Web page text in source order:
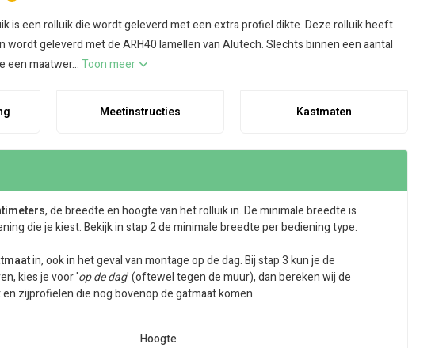
is een rolluik die wordt geleverd met een extra profiel dikte. Deze rolluik heeft
wordt geleverd met de ARH40 lamellen van Alutech. Slechts binnen een aantal
een maatwer...Toon meer
Meetinstructies Kastmaten
, de breedte en hoogte van het rolluik in. De minimale breedte is
die je kiest. Bekijk in stap 2 de minimale breedte per bediening type.
in, ook in het geval van montage op de dag. Bij stap 3 kun je de
kies je voor 'op de dag' (oftewel tegen de muur), dan bereken wij de
zijprofielen die nog bovenop de gatmaat komen.
Hoogte